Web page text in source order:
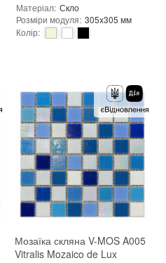
Матеріал: Скло
Розміри модуля: 305x305 мм
Колір:
Основа: Сітка
Кількість модулів у упаковці:
20 шт.
Вага модуля :
0.635 кг
Розмір чіпа
20x20 мм
Товщина чіпа: 4 мм
Площа модуля: 0,093 м²
Країна виробника
Китай
Бренд
Mozaico de Lux
Тип поверхні:
Глянцева, Неглазурована
новий
Мозаїка скляна V-MOS A005
Vitralis Mozaico de Lux